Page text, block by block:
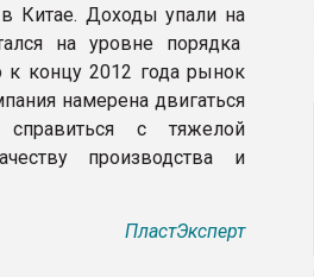
Китае. Доходы упали на
на уровне порядка
к концу 2012 года рынок
намерена двигаться
с тяжелой
производства и
ПластЭксперт